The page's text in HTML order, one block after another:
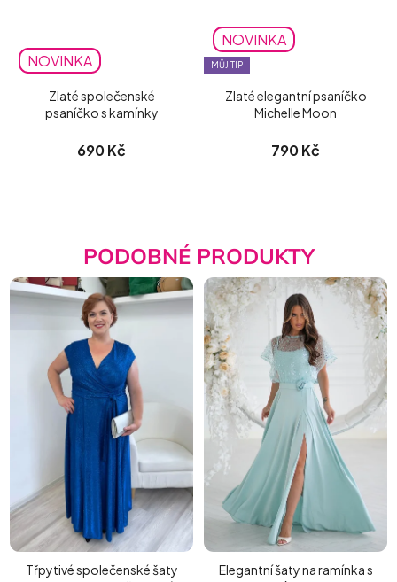
NOVINKA
Zlaté společenské
psaníčko s kamínky
690 Kč
NOVINKA
MŮJ TIP
Zlaté elegantní psaníčko
Michelle Moon
790 Kč
PODOBNÉ PRODUKTY
Třpytivé společenské šaty
Elegantní šaty na ramínka s